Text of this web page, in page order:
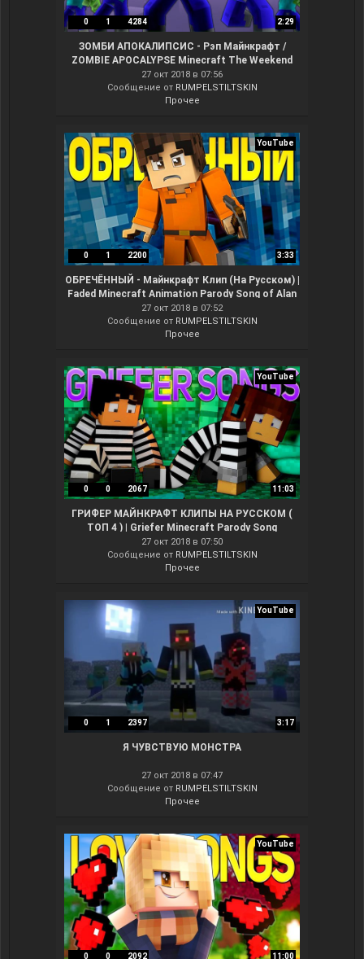
0 1 4284 2:29
ЗОМБИ АПОКАЛИПСИС - Рэп Майнкрафт /
ZOMBIE APOCALYPSE Minecraft The Weekend
Parody Song
27 окт 2018 в 07:56
Сообщение от RUMPELSTILTSKIN
Прочее
YouTube
0 1 2200 3:33
ОБРЕЧЁННЫЙ - Майнкрафт Клип (На Русском) |
Faded Minecraft Animation Parody Song of Alan
Walker RUS
27 окт 2018 в 07:52
Сообщение от RUMPELSTILTSKIN
Прочее
YouTube
0 0 2067 11:03
ГРИФЕР МАЙНКРАФТ КЛИПЫ НА РУССКОМ (
ТОП 4 ) | Griefer Minecraft Parody Song
Animation Compilation
27 окт 2018 в 07:50
Сообщение от RUMPELSTILTSKIN
Прочее
YouTube
0 1 2397 3:17
Я ЧУВСТВУЮ МОНСТРА
27 окт 2018 в 07:47
Сообщение от RUMPELSTILTSKIN
Прочее
YouTube
0 0 2092 11:00